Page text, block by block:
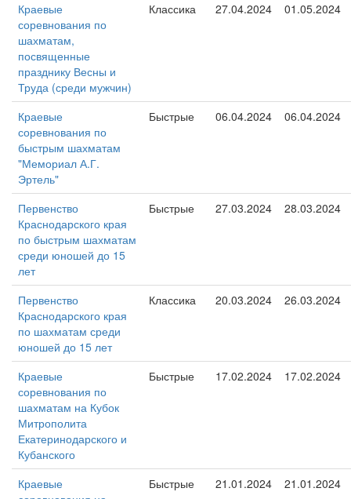
Краевые
соревнования по
шахматам,
посвященные
празднику Весны и
Труда (среди мужчин)
Классика 27.04.2024 01.05.2024
Краевые
соревнования по
быстрым шахматам
"Мемориал А.Г.
Эртель"
Быстрые 06.04.2024 06.04.2024
Первенство
Краснодарского края
по быстрым шахматам
среди юношей до 15
лет
Быстрые 27.03.2024 28.03.2024
Первенство
Краснодарского края
по шахматам среди
юношей до 15 лет
Классика 20.03.2024 26.03.2024
Краевые
соревнования по
шахматам на Кубок
Митрополита
Екатеринодарского и
Кубанского
Быстрые 17.02.2024 17.02.2024
Краевые
Быстрые 21.01.2024 21.01.2024